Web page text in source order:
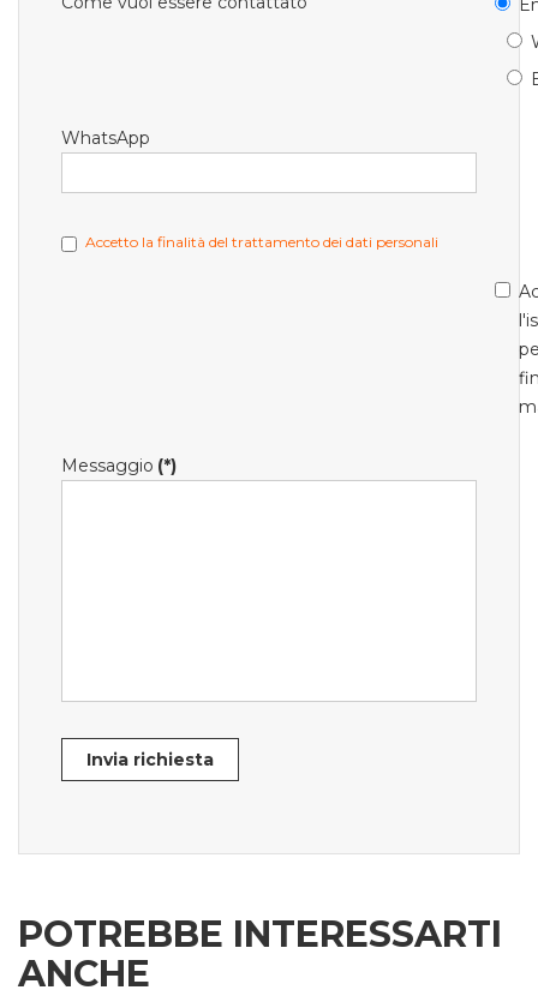
WhatsApp
Accetto la finalità del trattamento dei dati personali
Messaggio (*)
Invia richiesta
POTREBBE INTERESSARTI
ANCHE